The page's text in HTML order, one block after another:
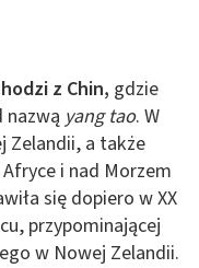
z Chin, gdzie
nazwą yang tao. W
Zelandii, a także
i nad Morzem
się dopiero w XX
przypominającej
w Nowej Zelandii.